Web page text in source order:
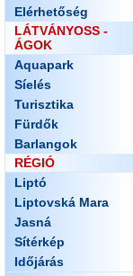
Elérhetőség
LÁTVÁNYOSS -
ÁGOK
Aquapark
Síelés
Turisztika
Fürdők
Barlangok
RÉGIÓ
Liptó
Liptovská Mara
Jasná
Sítérkép
Időjárás